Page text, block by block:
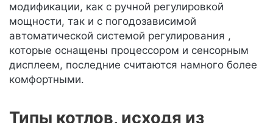
модификации, как с ручной регулировкой
мощности, так и с погодозависимой
автоматической системой регулирования ,
которые оснащены процессором и сенсорным
дисплеем, последние считаются намного более
комфортными.
Типы котлов, исходя из